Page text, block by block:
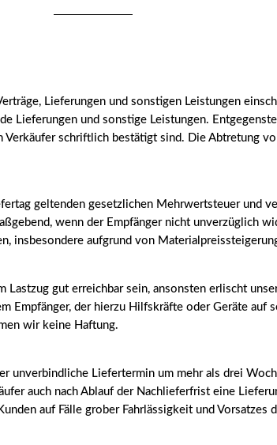
Lieferungen und sonstigen Leistungen
Lieferungen und sonstige Leistungen.
schriftlich bestätigt sind. Die Abtretung
geltenden gesetzlichen Mehrwertsteuer und
wenn der Empfänger nicht unverzüglich
insbesondere aufgrund von
gut erreichbar sein, ansonsten erlischt
Empfänger, der hierzu Hilfskräfte oder Geräte auf
wir keine Haftung.
Liefertermin um mehr als drei
auch nach Ablauf der Nachlieferfrist eine
auf Fälle grober Fahrlässigkeit und Vorsatzes